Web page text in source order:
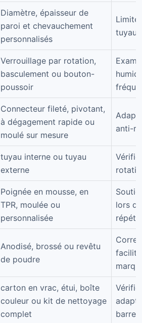
Diamètre, épaisseur de
paroi et chevauchement
personnalisés
tuyau,
Verrouillage par rotation,
basculement ou bouton-
poussoir
Connecteur fileté, pivotant,
à dégagement rapide ou
moulé sur mesure
anti-
tuyau interne ou tuyau
externe
Poignée en mousse, en
TPR, moulée ou
personnalisée
lors
Anodisé, brossé ou revêtu
de poudre
carton en vrac, étui, boîte
couleur ou kit de nettoyage
complet
barres.